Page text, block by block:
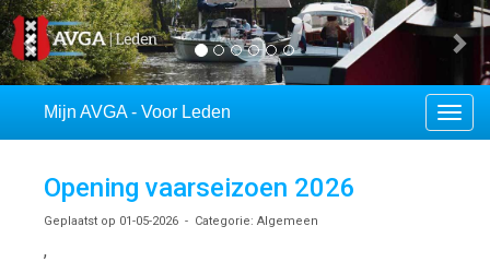
Previous
Mijn AVGA - Voor Leden
Opening vaarseizoen 2026
Geplaatst op 01-05-2026 - Categorie: Algemeen
,